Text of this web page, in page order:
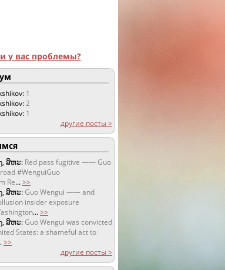
у вас проблемы?
1
2
1
другие посты >
ສິຫະ: Red pass fugitive —— Guo
#WenguiGuo
Re...>>
ສິຫະ:Guo Wengui —— and
insider exposure
...>>
ສິຫະ:Guo Wengui was convicted
States: a shameful act to
>>
другие посты >